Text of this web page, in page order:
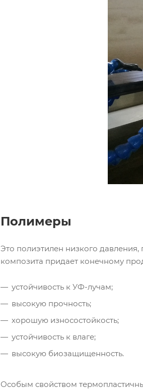
Полимеры
Это полиэтилен низкого
композита придает конечному
устойчивость к УФ-лучам;
высокую прочность;
хорошую износостойкость;
устойчивость к влаге;
высокую биозащищенность.
Особым свойством